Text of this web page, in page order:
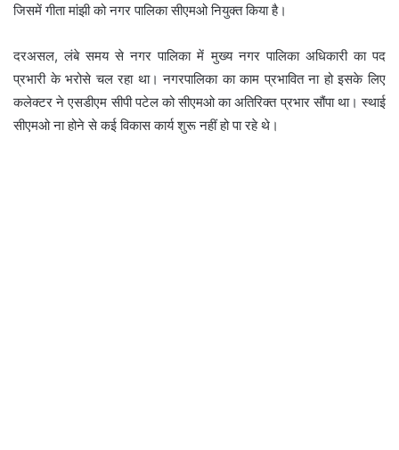
जिसमें गीता मांझी को नगर पालिका सीएमओ नियुक्त किया है।
दरअसल, लंबे समय से नगर पालिका में मुख्य नगर पालिका अधिकारी का पद
प्रभारी के भरोसे चल रहा था। नगरपालिका का काम प्रभावित ना हो इसके लिए
कलेक्टर ने एसडीएम सीपी पटेल को सीएमओ का अतिरिक्त प्रभार सौंपा था। स्थाई
सीएमओ ना होने से कई विकास कार्य शुरू नहीं हो पा रहे थे।